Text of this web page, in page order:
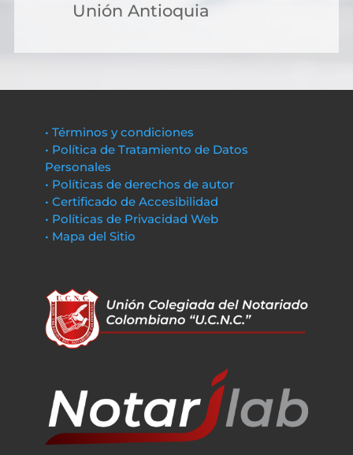
Unión Antioquia
• Términos y condiciones
• Política de Tratamiento de Datos
Personales
• Políticas de derechos de autor
• Certificado de Accesibilidad
• Políticas de Privacidad Web
• Mapa del Sitio